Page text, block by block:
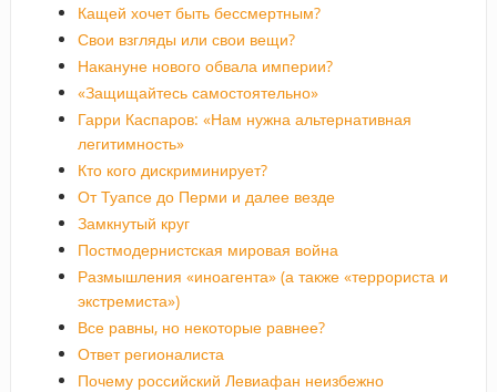
Кащей хочет быть бессмертным?
Свои взгляды или свои вещи?
Накануне нового обвала империи?
«Защищайтесь самостоятельно»
Гарри Каспаров: «Нам нужна альтернативная
легитимность»
Кто кого дискриминирует?
От Туапсе до Перми и далее везде
Замкнутый круг
Постмодернистская мировая война
Размышления «иноагента» (а также «террориста и
экстремиста»)
Все равны, но некоторые равнее?
Ответ регионалиста
Почему российский Левиафан неизбежно